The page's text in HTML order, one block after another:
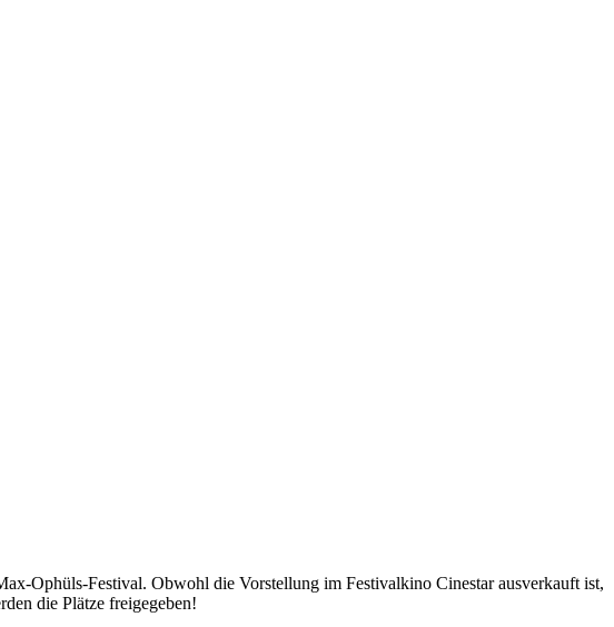
Ophüls-Festival. Obwohl die Vorstellung im Festivalkino Cinestar ausverkauft ist,
die Plätze freigegeben!